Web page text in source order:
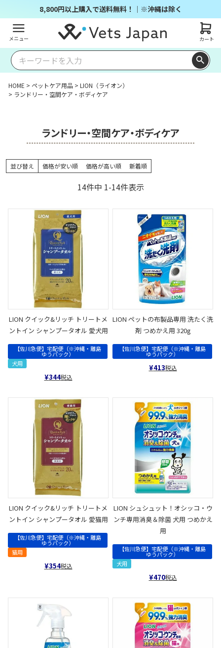
8,800円以上購入で送料無料！｜※沖縄は除く
メニュー カート
HOME ペットケア用品
LION（ライオン）
ランドリー・空間ケア・ボディケア
ランドリー・空間ケア・ボディケア
並び替え 価格が安い順 価格が高い順 新着順
14件中 1-14件表示
LION クイック&リッチ トリートメ
ントイン シャンプータオル 愛犬用
【佐川急便】宅配便（※沖縄・離島
ゆうパック）
犬用
¥344税込
LION ペットの布製品専用 洗たく洗
剤 つめかえ用 320g
【佐川急便】宅配便（※沖縄・離島
ゆうパック）
¥413税込
LION クイック&リッチ トリートメ
ントイン シャンプータオル 愛猫用
【佐川急便】宅配便（※沖縄・離島
ゆうパック）
猫用
¥354税込
LION シュシュット！オシッコ・ウ
ンチ専用消臭＆除菌 犬用 つめかえ
用
【佐川急便】宅配便（※沖縄・離島
ゆうパック）
犬用
¥470税込